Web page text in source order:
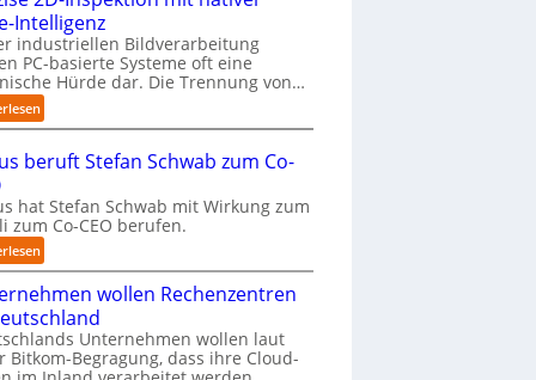
k
o
m
m
t
a
f
i
e
I
m
p
l
e
m
e
Intelligenz
industriellen Bildverarbeitung
PC-basierte Systeme oft eine
Hürde dar. Die Trennung von…
:
P
ä
i
s
e
2
D
I
n
s
beruft Stefan Schwab zum Co-
hat Stefan Schwab mit Wirkung zum
zum Co-CEO berufen.
:
C
y
b
u
s
b
wollen Rechenzentren
Unternehmen wollen laut
Bitkom-Begragung, dass ihre Cloud-